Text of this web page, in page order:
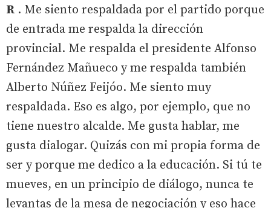
R . Me siento respaldada por el partido porque
de entrada me respalda la dirección
provincial. Me respalda el presidente Alfonso
Fernández Mañueco y me respalda también
Alberto Núñez Feijóo. Me siento muy
respaldada. Eso es algo, por ejemplo, que no
tiene nuestro alcalde. Me gusta hablar, me
gusta dialogar. Quizás con mi propia forma de
ser y porque me dedico a la educación. Si tú te
mueves, en un principio de diálogo, nunca te
levantas de la mesa de negociación y eso hace